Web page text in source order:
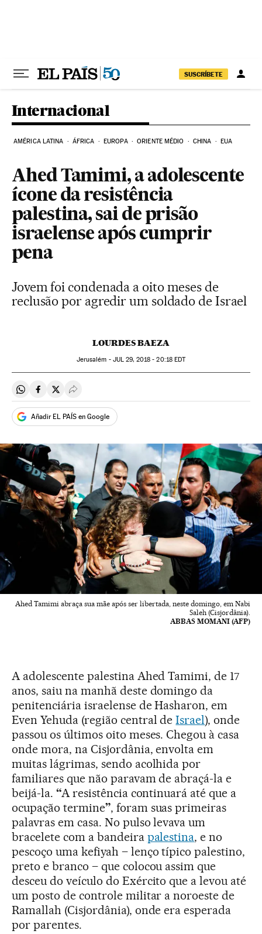
SUSCRÍBETE
Internacional
AMÉRICA LATINA ÁFRICA EUROPA ORIENTE MÉDIO CHINA EUA
Ahed Tamimi, a adolescente
ícone da resistência
palestina, sai de prisão
israelense após cumprir
pena
Jovem foi condenada a oito meses de
reclusão por agredir um soldado de Israel
LOURDES BAEZA
Jerusalém - JUL 29, 2018 - 20:18EDT
Compartir en Whatsapp
Compartir en Facebook
Compartir en Twitter
Desplegar Redes Sociales
Añadir EL PAÍS en Google
Ahed Tamimi abraça sua mãe após ser libertada, neste domingo, em Nabi
Saleh (Cisjordânia).
ABBAS MOMANI (AFP)
A adolescente palestina Ahed Tamimi, de 17
anos, saiu na manhã deste domingo da
penitenciária israelense de Hasharon, em
Even Yehuda (região central deIsrael), onde
passou os últimos oito meses. Chegou à casa
onde mora, na Cisjordânia, envolta em
muitas lágrimas, sendo acolhida por
familiares que não paravam de abraçá-la e
beijá-la. “A resistência continuará até que a
ocupação termine”, foram suas primeiras
palavras em casa. No pulso levava um
bracelete com a bandeira palestina, e no
pescoço uma kefiyah – lenço típico palestino,
preto e branco – que colocou assim que
desceu do veículo do Exército que a levou até
um posto de controle militar a noroeste de
Ramallah (Cisjordânia), onde era esperada
por parentes.